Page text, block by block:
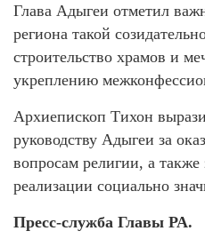
Глава Адыгеи отметил
региона такой
строительство храмов и
укреплению
Архиепископ Тихон
руководству Адыгеи за
вопросам религии, а также
реализации социально
Пресс-служба Главы РА.